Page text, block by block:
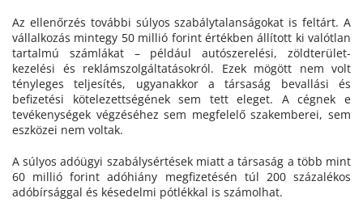
Az ellenőrzés további súlyos szabálytalanságokat is feltárt. A
vállalkozás mintegy 50 millió forint értékben állított ki valótlan
tartalmú számlákat – például autószerelési, zöldterület-
kezelési és reklámszolgáltatásokról. Ezek mögött nem volt
tényleges teljesítés, ugyanakkor a társaság bevallási és
befizetési kötelezettségének sem tett eleget. A cégnek e
tevékenységek végzéséhez sem megfelelő szakemberei, sem
eszközei nem voltak.
A súlyos adóügyi szabálysértések miatt a társaság a több mint
60 millió forint adóhiány megfizetésén túl 200 százalékos
adóbírsággal és késedelmi pótlékkal is számolhat.